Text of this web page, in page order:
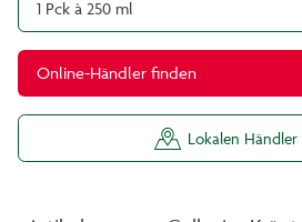
1 Pck à 250 ml
Online-Händler finden
Lokalen